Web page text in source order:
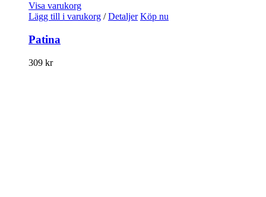
Visa varukorg
Lägg till i varukorg / Detaljer Köp nu
Patina
309 kr